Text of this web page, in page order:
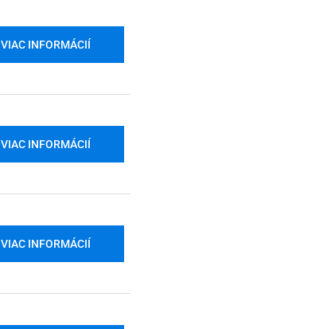
VIAC INFORMÁCIÍ
VIAC INFORMÁCIÍ
VIAC INFORMÁCIÍ